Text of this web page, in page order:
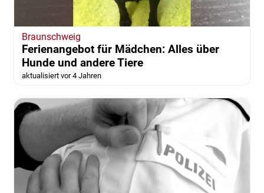
Braunschweig
Ferienangebot für Mädchen: Alles über
Hunde und andere Tiere
aktualisiert vor 4 Jahren